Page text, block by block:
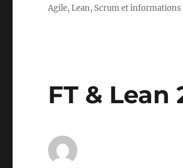
Agile, Lean, Scrum et informations
FT & Lean